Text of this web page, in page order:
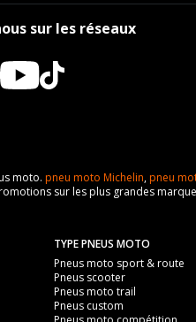
sur les réseaux
moto. pneu moto Michelin,pneu
sur les plus grandes
TYPE PNEUS MOTO
Pneus moto sport & route
Pneus scooter
Pneus moto trail
Pneus custom